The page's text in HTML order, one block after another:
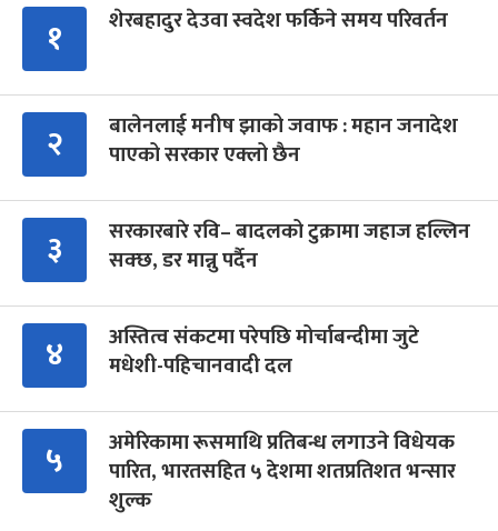
१ शेरबहादुर देउवा स्वदेश फर्किने समय परिवर्तन
२
बालेनलाई मनीष झाको जवाफ : महान जनादेश
पाएको सरकार एक्लो छैन
३
सरकारबारे रवि– बादलको टुक्रामा जहाज हल्लिन
सक्छ, डर मान्नु पर्दैन
४
अस्तित्व संकटमा परेपछि मोर्चाबन्दीमा जुटे
मधेशी-पहिचानवादी दल
५
अमेरिकामा रूसमाथि प्रतिबन्ध लगाउने विधेयक
पारित, भारतसहित ५ देशमा शतप्रतिशत भन्सार
शुल्क